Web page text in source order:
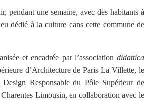
pendant une semaine, avec des habitants à
dédié à la culture dans cette commune de
et encadrée par l’association didattica
d’Architecture de Paris La Villette, le
Responsable du Pôle Supérieur de
Limousin, en collaboration avec le